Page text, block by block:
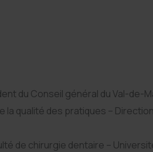
du Conseil général du Val-de-
la qualité des pratiques –
de chirurgie dentaire –